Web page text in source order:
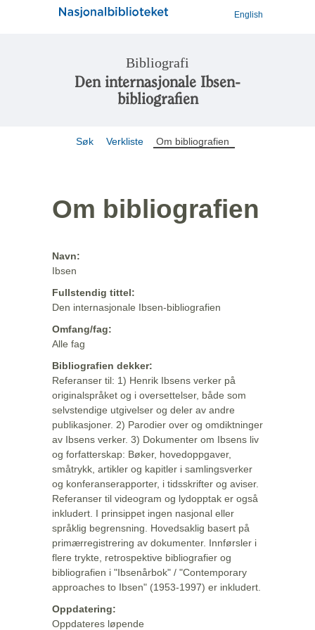
English
Bibliografi
Den internasjonale Ibsen-
bibliografien
Søk Verkliste Om bibliografien
Om bibliografien
Navn:
Ibsen
Fullstendig tittel:
Den internasjonale Ibsen-bibliografien
Omfang/fag:
Alle fag
Bibliografien dekker:
Referanser til: 1) Henrik Ibsens verker på
originalspråket og i oversettelser, både som
selvstendige utgivelser og deler av andre
publikasjoner. 2) Parodier over og omdiktninger
av Ibsens verker. 3) Dokumenter om Ibsens liv
og forfatterskap: Bøker, hovedoppgaver,
småtrykk, artikler og kapitler i samlingsverker
og konferanserapporter, i tidsskrifter og aviser.
Referanser til videogram og lydopptak er også
inkludert. I prinsippet ingen nasjonal eller
språklig begrensning. Hovedsaklig basert på
primærregistrering av dokumenter. Innførsler i
flere trykte, retrospektive bibliografier og
bibliografien i "Ibsenårbok" / "Contemporary
approaches to Ibsen" (1953-1997) er inkludert.
Oppdatering:
Oppdateres løpende